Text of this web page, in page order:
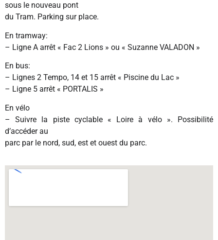
sous le nouveau pont
du Tram. Parking sur place.
En tramway:
– Ligne A arrêt « Fac 2 Lions » ou « Suzanne VALADON »
En bus:
– Lignes 2 Tempo, 14 et 15 arrêt « Piscine du Lac »
– Ligne 5 arrêt « PORTALIS »
En vélo
– Suivre la piste cyclable « Loire à vélo ». Possibilité
d’accéder au
parc par le nord, sud, est et ouest du parc.